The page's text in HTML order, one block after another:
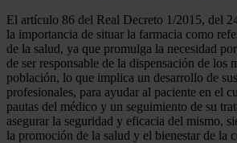
El artículo 86 del Real Decreto 1/2015, del
la importancia de situar la farmacia como
de la salud, ya que promulga la necesidad
de ser responsable de la dispensación de los
población, lo que implica un desarrollo de
profesionales, para ayudar al paciente en el
pautas del médico y un seguimiento de su
asegurar la seguridad y eficacia del mismo,
la promoción de la salud y el bienestar de la